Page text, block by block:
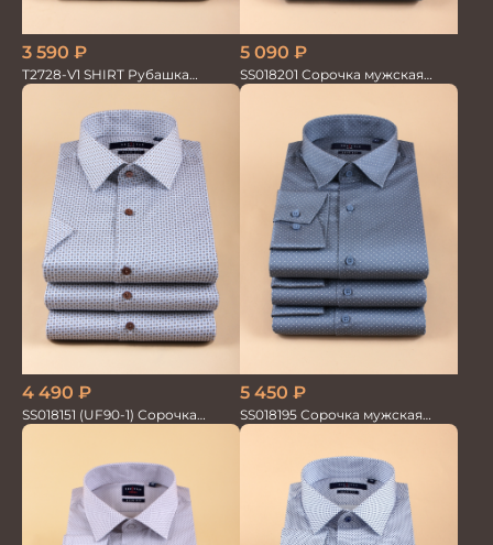
3 590 ₽
T2728-V1 SHIRT Рубашка
мужская
5 090 ₽
SS018201 Сорочка мужская
GROSTYLE PRIME
4 490 ₽
SS018151 (UF90-1) Сорочка
мужская GROSTYLE PRIME
5 450 ₽
SS018195 Сорочка мужская
GROSTYLE PRIME